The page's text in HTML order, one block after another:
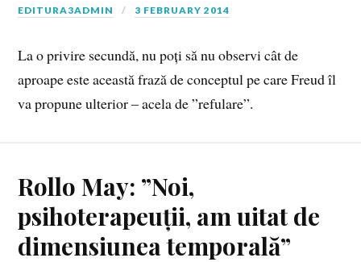
EDITURA3ADMIN 3 FEBRUARY 2014
La o privire secundă, nu poți să nu observi cât de
aproape este această frază de conceptul pe care Freud îl
va propune ulterior – acela de ”refulare”.
Rollo May: ”Noi,
psihoterapeuții, am uitat de
dimensiunea temporală”